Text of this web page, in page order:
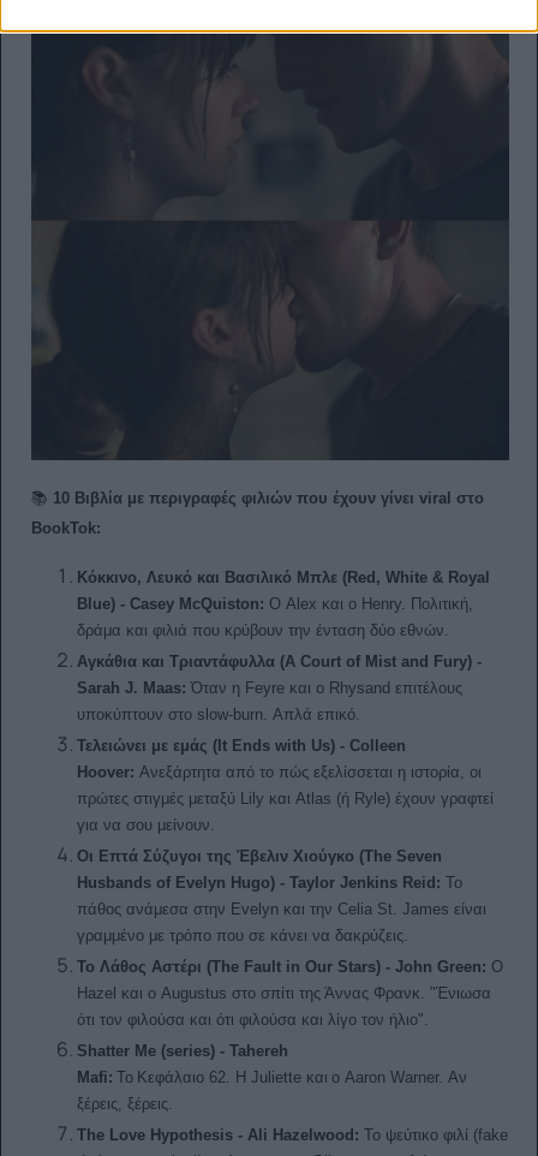
📚 10 Βιβλία με περιγραφές φιλιών που έχουν γίνει viral στο
BookTok:
Κόκκινο, Λευκό και Βασιλικό Μπλε (Red, White & Royal
Blue) - Casey McQuiston: Ο Alex και ο Henry. Πολιτική,
δράμα και φιλιά που κρύβουν την ένταση δύο εθνών.
Αγκάθια και Τριαντάφυλλα (A Court of Mist and Fury) -
Sarah J. Maas: Όταν η Feyre και ο Rhysand επιτέλους
υποκύπτουν στο slow-burn. Απλά επικό.
Τελειώνει με εμάς (It Ends with Us) - Colleen
Hoover: Ανεξάρτητα από το πώς εξελίσσεται η ιστορία, οι
πρώτες στιγμές μεταξύ Lily και Atlas (ή Ryle) έχουν γραφτεί
για να σου μείνουν.
Οι Επτά Σύζυγοι της Έβελιν Χιούγκο (The Seven
Husbands of Evelyn Hugo) - Taylor Jenkins Reid: Το
πάθος ανάμεσα στην Evelyn και την Celia St. James είναι
γραμμένο με τρόπο που σε κάνει να δακρύζεις.
Το Λάθος Αστέρι (The Fault in Our Stars) - John Green: Ο
Hazel και ο Augustus στο σπίτι της Άννας Φρανκ. "Ένιωσα
ότι τον φιλούσα και ότι φιλούσα και λίγο τον ήλιο".
Shatter Me (series) - Tahereh
Mafi: Το Κεφάλαιο62. Η Juliette και οAaron Warner. Αν
ξέρεις, ξέρεις.
The Love Hypothesis - Ali Hazelwood: Το ψεύτικο φιλί (fake